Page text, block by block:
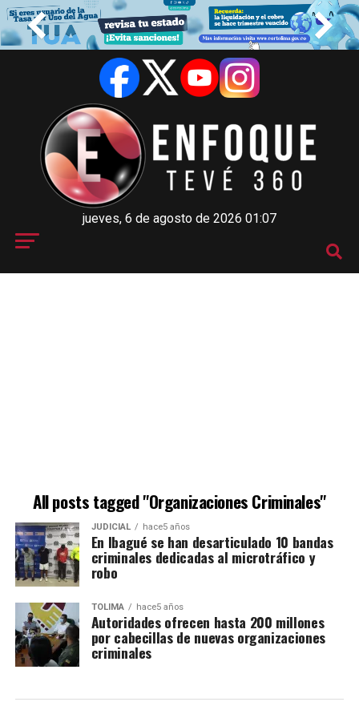
jueves, 6 de agosto de 2026 01:07
All posts tagged "Organizaciones Criminales"
JUDICIAL hace5 años
En Ibagué se han desarticulado 10 bandas
criminales dedicadas al microtráfico y
robo
TOLIMA hace5 años
Autoridades ofrecen hasta 200 millones
por cabecillas de nuevas organizaciones
criminales